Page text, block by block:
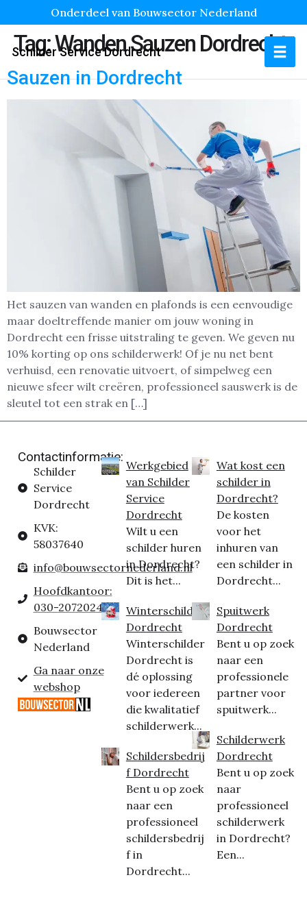
Onderdeel van Bouwsector Nederland
Schilder Service Dordrecht
Tag:Wanden Sauzen Dordrecht
Sauzen in Dordrecht
Het sauzen van wanden en plafonds is een eenvoudige
maar doeltreffende manier om jouw woning in
Dordrecht een frisse uitstraling te geven. We geven nu
10% korting op ons schilderwerk! Of je nu net bent
verhuisd, een renovatie uitvoert, of simpelweg een
nieuwe sfeer wilt creëren, professioneel sauswerk is de
sleutel tot een strak en […]
Contactinformatie:
Schilder
Service
Dordrecht
KVK:
58037640
info@bouwsectornederland.nl
Hoofdkantoor:
030-2072024
Bouwsector
Nederland
Ga naar onze
webshop
Werkgebied
van Schilder
Service
Dordrecht
Wilt u een
schilder huren
in Dordrecht?
Dit is het...
Winterschilder
Dordrecht
Winterschilder
Dordrecht is
dé oplossing
voor iedereen
die kwalitatief
schilderwerk...
Schildersbedrij
f Dordrecht
Bent u op zoek
naar een
professioneel
schildersbedrij
f in
Dordrecht...
Wat kost een
schilder in
Dordrecht?
De kosten
voor het
inhuren van
een schilder in
Dordrecht...
Spuitwerk
Dordrecht
Bent u op zoek
naar een
professionele
partner voor
spuitwerk...
Schilderwerk
Dordrecht
Bent u op zoek
naar
professioneel
schilderwerk
in Dordrecht?
Een...